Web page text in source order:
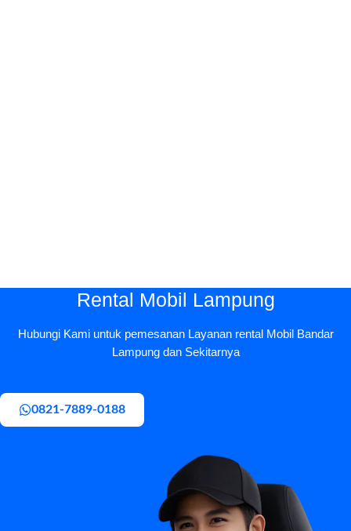
Rental Mobil Lampung
Hubungi Kami untuk pemesanan Layanan rental Mobil Bandar
Lampung dan Sekitarnya
0821-7889-0188